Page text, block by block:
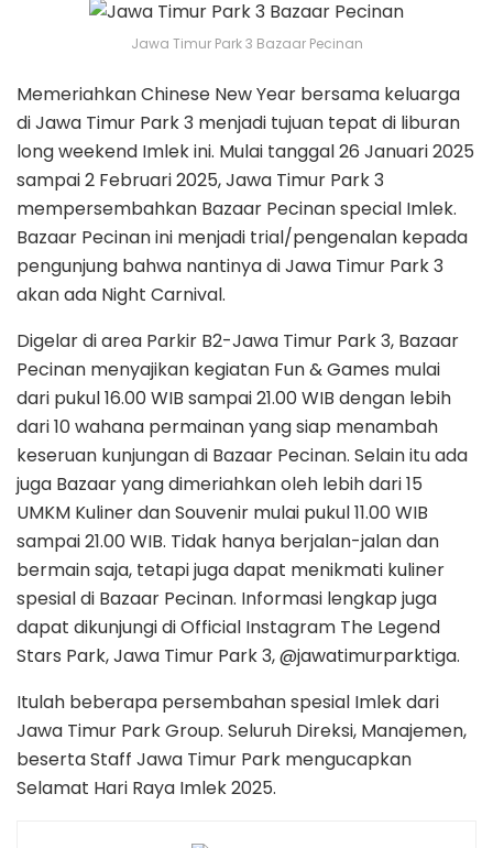
Jawa Timur Park 3 Bazaar Pecinan
Memeriahkan Chinese New Year bersama keluarga
di Jawa Timur Park 3 menjadi tujuan tepat di liburan
long weekend Imlek ini. Mulai tanggal 26 Januari 2025
sampai 2 Februari 2025, Jawa Timur Park 3
mempersembahkan Bazaar Pecinan special Imlek.
Bazaar Pecinan ini menjadi trial/pengenalan kepada
pengunjung bahwa nantinya di Jawa Timur Park 3
akan ada Night Carnival.
Digelar di area Parkir B2-Jawa Timur Park 3, Bazaar
Pecinan menyajikan kegiatan Fun & Games mulai
dari pukul 16.00 WIB sampai 21.00 WIB dengan lebih
dari 10 wahana permainan yang siap menambah
keseruan kunjungan di Bazaar Pecinan. Selain itu ada
juga Bazaar yang dimeriahkan oleh lebih dari 15
UMKM Kuliner dan Souvenir mulai pukul 11.00 WIB
sampai 21.00 WIB. Tidak hanya berjalan-jalan dan
bermain saja, tetapi juga dapat menikmati kuliner
spesial di Bazaar Pecinan. Informasi lengkap juga
dapat dikunjungi di Official Instagram The Legend
Stars Park, Jawa Timur Park 3, @jawatimurparktiga.
Itulah beberapa persembahan spesial Imlek dari
Jawa Timur Park Group. Seluruh Direksi, Manajemen,
beserta Staff Jawa Timur Park mengucapkan
Selamat Hari Raya Imlek 2025.